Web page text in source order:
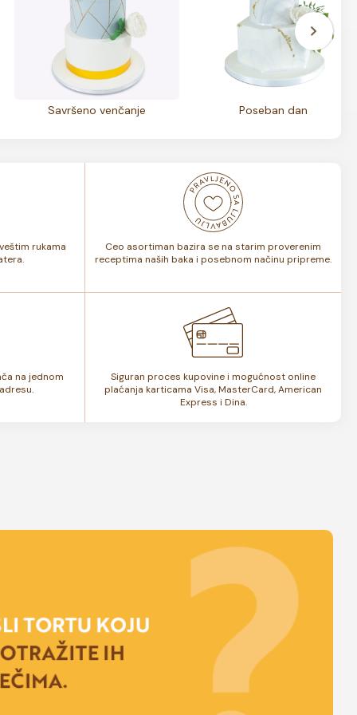
Savršeno venčanje Poseban dan
rukama
Ceo asortiman bazira se na starim proverenim
receptima naših baka i posebnom načinu pripreme.
na jednom
Siguran proces kupovine i mogućnost online
plaćanja karticama Visa, MasterCard, American
Express i Dina.